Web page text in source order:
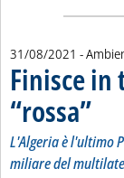
31/08/2021 -
Finisce
“rossa”..
L'Algeria è l'ultimo
miliare del